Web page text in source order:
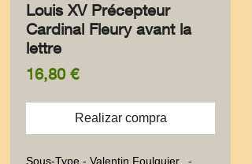
Louis XV Précepteur
Cardinal Fleury avant la
lettre
16,80 €Precio
Realizar compra
Sous-Type - Valentin Foulquier.  -